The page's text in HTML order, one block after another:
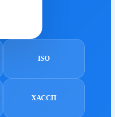
ISO
ХАССП